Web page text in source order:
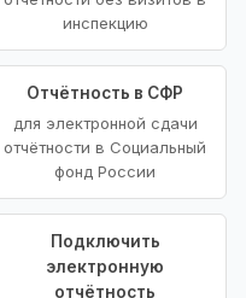
инспекцию
Отчётность в СФР
для электронной сдачи
отчётности в Социальный
фонд России
Подключить
электронную
отчётность